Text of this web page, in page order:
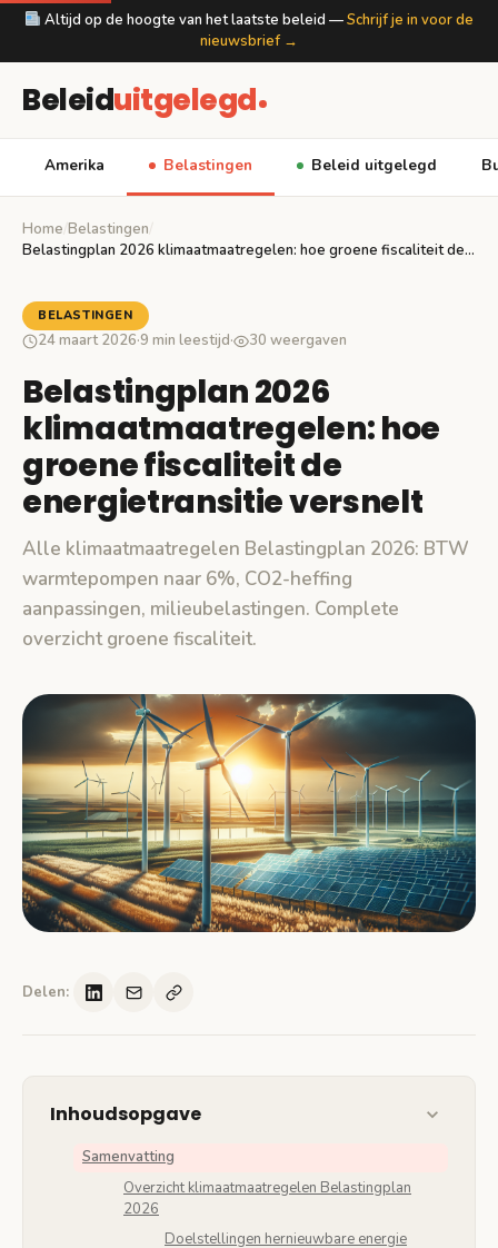
Altijd op de hoogte van het laatste beleid —Schrijf je in voor de
nieuwsbrief →
Beleiduitgelegd
Amerika Belastingen Beleid uitgelegd
Home Belastingen
Belastingplan 2026 klimaatmaatregelen: hoe groene fiscaliteit de energietransitie…
BELASTINGEN
24 maart 2026·9 min leestijd· 30 weergaven
Belastingplan 2026
klimaatmaatregelen: hoe
groene fiscaliteit de
energietransitie versnelt
Alle klimaatmaatregelen Belastingplan 2026: BTW
warmtepompen naar 6%, CO2-heffing
aanpassingen, milieubelastingen. Complete
overzicht groene fiscaliteit.
Delen:
Inhoudsopgave
Samenvatting
Overzicht klimaatmaatregelen Belastingplan
2026
Doelstellingen hernieuwbare energie